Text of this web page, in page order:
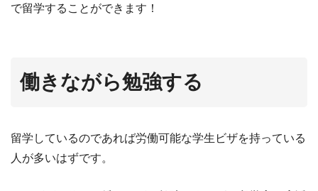
で留学することができます！
働きながら勉強する
留学しているのであれば労働可能な学生ビザを持っている
人が多いはずです。